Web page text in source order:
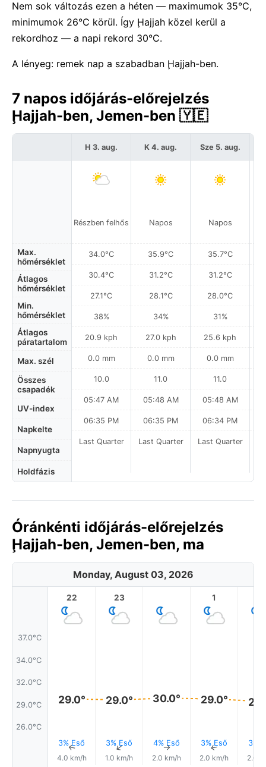
Nem sok változás ezen a héten — maximumok 35°C,
minimumok 26°C körül. Így Ḩajjah közel kerül a
rekordhoz — a napi rekord 30°C.
A lényeg: remek nap a szabadban Ḩajjah-ben.
7 napos időjárás-előrejelzés
Ḩajjah-ben, Jemen-ben 🇾🇪
Max.
hőmérséklet
Átlagos
hőmérséklet
Min.
hőmérséklet
Átlagos
páratartalom
Max. szél
Összes
csapadék
UV-index
Napkelte
Napnyugta
Holdfázis
H 3. aug.
Részben felhős
34.0°C
30.4°C
27.1°C
38%
20.9 kph
0.0 mm
10.0
05:47 AM
06:35 PM
Last Quarter
K 4. aug.
Napos
35.9°C
31.2°C
28.1°C
34%
27.0 kph
0.0 mm
11.0
05:48 AM
06:35 PM
Last Quarter
Sze 5. aug.
Napos
35.7°C
31.2°C
28.0°C
31%
25.6 kph
0.0 mm
11.0
05:48 AM
06:34 PM
Last Quarter
Óránkénti időjárás-előrejelzés
Ḩajjah-ben, Jemen-ben, ma
Monday, August 03, 2026
37.0°C
34.0°C
32.0°C
29.0°C
26.0°C
22
29.0°
3% Eső
↑
4.0 km/h
23
29.0°
3% Eső
↑
1.0 km/h
30.0°
4% Eső
↑
2.0 km/h
1
29.0°
3% Eső
↑
2.0 km/h
3%
2.0